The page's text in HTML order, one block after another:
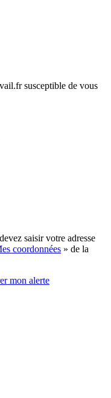
susceptible de vous
saisir votre adresse
coordonnées » de la
mon alerte